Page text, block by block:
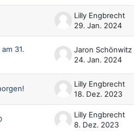
Lilly Engbrecht
29. Jan. 2024
31.
Jaron Schönwitz
24. Jan. 2024
Lilly Engbrecht
18. Dez. 2023
Lilly Engbrecht
8. Dez. 2023